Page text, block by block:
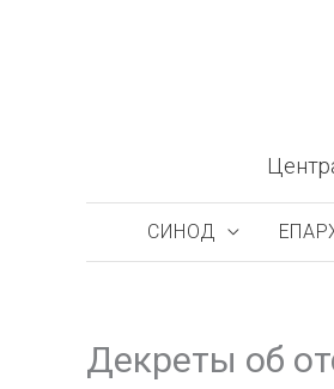
СИНОД
Декреты об